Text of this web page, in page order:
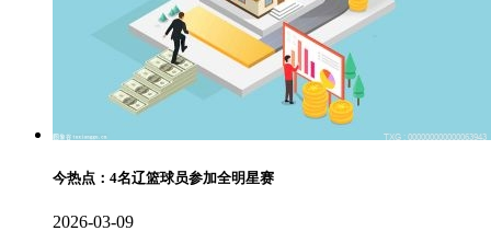
今热点：4名辽篮球员参加全明星赛
2026-03-09